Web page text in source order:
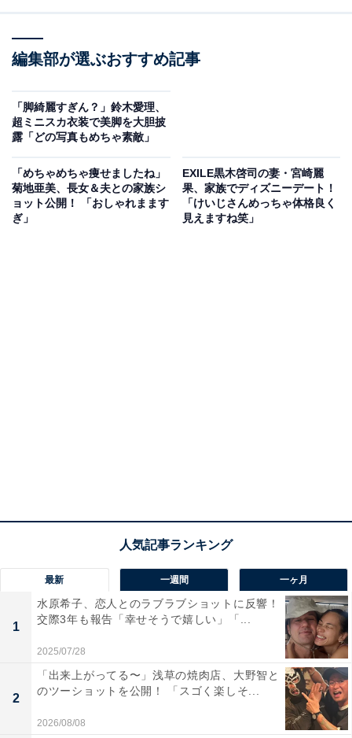
編集部が選ぶおすすめ記事
「脚綺麗すぎん？」鈴木愛理、
超ミニスカ衣装で美脚を大胆披
露「どの写真もめちゃ素敵」
「めちゃめちゃ痩せましたね」
菊地亜美、長女＆夫との家族シ
ョット公開！ 「おしゃれまます
ぎ」
EXILE黒木啓司の妻・宮崎麗
果、家族でディズニーデート！
「けいじさんめっちゃ体格良く
見えますね笑」
最新 一週間 一ヶ月
1
水原希子、恋人とのラブラブショットに反響！
交際3年も報告「幸せそうで嬉しい」「...
2025/07/28
2
「出来上がってる〜」浅草の焼肉店、大野智と
のツーショットを公開！ 「スゴく楽しそ...
2026/08/08